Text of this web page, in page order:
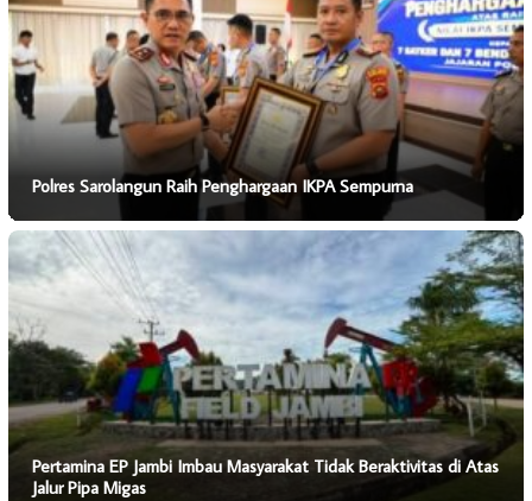
Polres Sarolangun Raih Penghargaan IKPA Sempurna
Pertamina EP Jambi Imbau Masyarakat Tidak Beraktivitas di Atas
Jalur Pipa Migas